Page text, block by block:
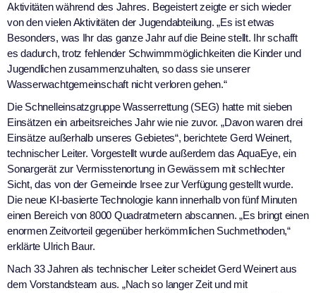
Aktivitäten während des Jahres. Begeistert zeigte er sich wieder
von den vielen Aktivitäten der Jugendabteilung. „Es ist etwas
Besonders, was Ihr das ganze Jahr auf die Beine stellt. Ihr schafft
es dadurch, trotz fehlender Schwimmmöglichkeiten die Kinder und
Jugendlichen zusammenzuhalten, so dass sie unserer
Wasserwachtgemeinschaft nicht verloren gehen.“
Die Schnelleinsatzgruppe Wasserrettung (SEG) hatte mit sieben
Einsätzen ein arbeitsreiches Jahr wie nie zuvor. „Davon waren drei
Einsätze außerhalb unseres Gebietes“, berichtete Gerd Weinert,
technischer Leiter. Vorgestellt wurde außerdem das AquaEye, ein
Sonargerät zur Vermisstenortung in Gewässern mit schlechter
Sicht, das von der Gemeinde Irsee zur Verfügung gestellt wurde.
Die neue KI-basierte Technologie kann innerhalb von fünf Minuten
einen Bereich von 8000 Quadratmetern abscannen. „Es bringt einen
enormen Zeitvorteil gegenüber herkömmlichen Suchmethoden,“
erklärte Ulrich Baur.
Nach 33 Jahren als technischer Leiter scheidet Gerd Weinert aus
dem Vorstandsteam aus. „Nach so langer Zeit und mit